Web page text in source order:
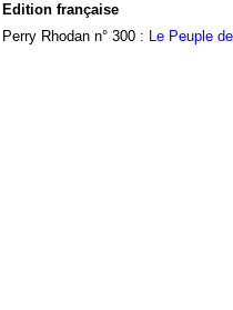
Edition française
Perry Rhodan n° 300 : Le Peuple